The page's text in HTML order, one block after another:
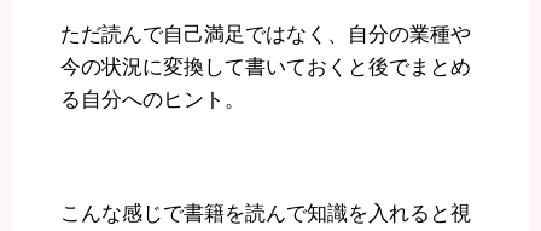
ただ読んで自己満足ではなく、自分の業種や
今の状況に変換して書いておくと後でまとめ
る自分へのヒント。
こんな感じで書籍を読んで知識を入れると視